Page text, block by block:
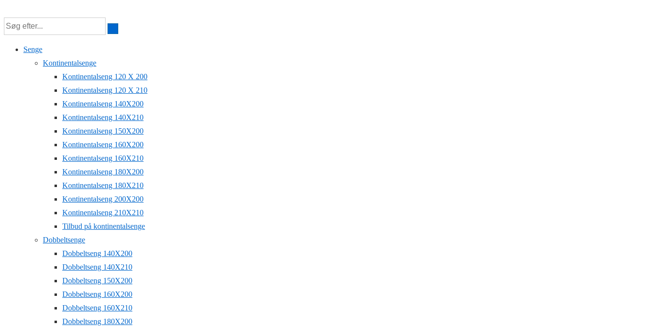
Hop
til
hovedindhold
Senge
Kontinentalsenge
Kontinentalseng 120 X 200
Kontinentalseng 120 X 210
Kontinentalseng 140X200
Kontinentalseng 140X210
Kontinentalseng 150X200
Kontinentalseng 160X200
Kontinentalseng 160X210
Kontinentalseng 180X200
Kontinentalseng 180X210
Kontinentalseng 200X200
Kontinentalseng 210X210
Tilbud på kontinentalsenge
Dobbeltsenge
Dobbeltseng 140X200
Dobbeltseng 140X210
Dobbeltseng 150X200
Dobbeltseng 160X200
Dobbeltseng 160X210
Dobbeltseng 180X200